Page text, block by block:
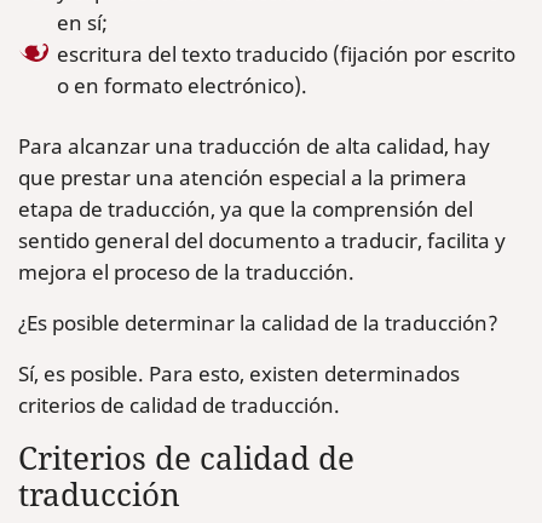
en sí;
escritura del texto traducido (fijación por escrito
o en formato electrónico).
Para alcanzar una traducción de alta calidad, hay
que prestar una atención especial a la primera
etapa de traducción, ya que la comprensión del
sentido general del documento a traducir, facilita y
mejora el proceso de la traducción.
¿Es posible determinar la calidad de la traducción?
Sí, es posible. Para esto, existen determinados
criterios de calidad de traducción.
Criterios de calidad de
traducción